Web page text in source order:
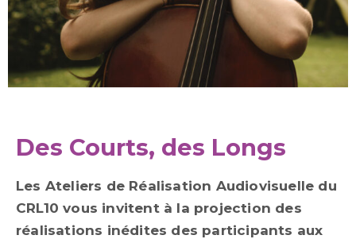
Des Courts, des Longs
Les Ateliers de Réalisation Audiovisuelle du
CRL10 vous invitent à la projection des
réalisations inédites des participants aux